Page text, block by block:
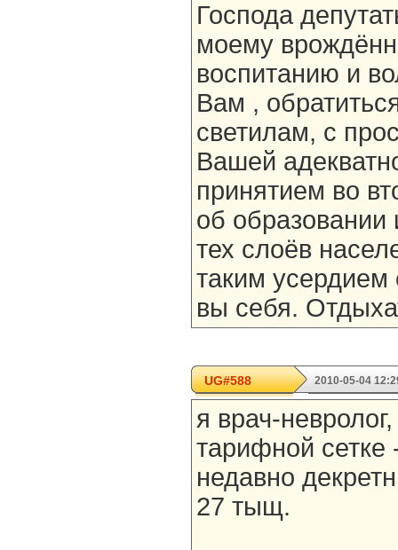
Господа
моему
воспитанию и
Вам ,
светилам, с
Вашей
принятием во
об
тех слоёв
таким
вы себя.
UG#588 2010-05-04
я врач-
тарифной сетке
недавно
27 тыщ.